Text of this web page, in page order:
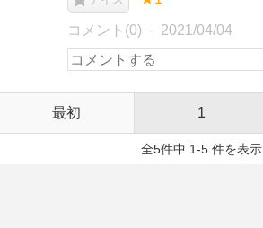
コメント(0) 2021/04/04
最初 1
全5件中 1-5 件を表示